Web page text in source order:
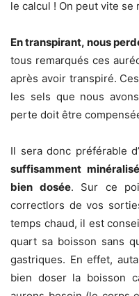
le calcul ! On peut vite
En transpirant, nous
tous remarqués ces
après avoir transpiré.
les sels que nous
perte doit être
Il sera donc préférable
suffisamment
bien dosée. Sur ce
correctlors de vos
temps chaud, il est
quart sa boisson sans
gastriques. En effet,
bien doser la boisson